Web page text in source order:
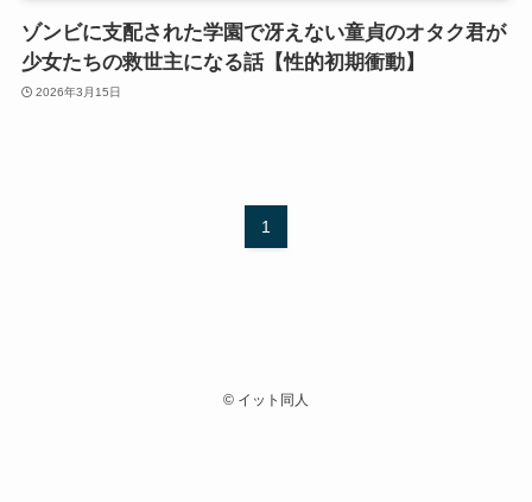
ゾンビに支配された学園で冴えない童貞のオタク君が
少女たちの救世主になる話【性的初期衝動】
2026年3月15日
1
© イット同人